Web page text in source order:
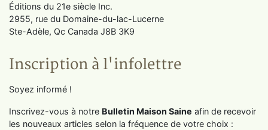
Éditions du 21e siècle Inc.
2955, rue du Domaine-du-lac-Lucerne
Ste-Adèle, Qc Canada J8B 3K9
Inscription à l'infolettre
Soyez informé !
Inscrivez-vous à notre Bulletin Maison Saine afin de recevoir
les nouveaux articles selon la fréquence de votre choix :